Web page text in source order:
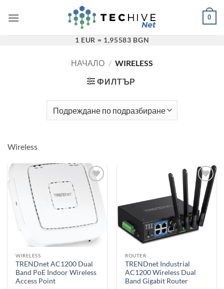
към
0
1 EUR = 1,95583 BGN
НАЧАЛО / WIRELESS
ФИЛТЪР
Wireless
Добави в
„Любими“
WIRELESS
TRENDnet AC1200 Dual
Band PoE Indoor Wireless
Access Point
Добави в
„Любими“
ROUTER
TRENDnet Industrial
AC1200 Wireless Dual
Band Gigabit Router